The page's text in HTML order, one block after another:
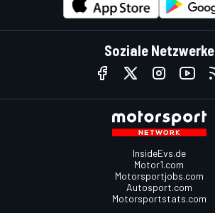
Soziale Netzwerke
InsideEvs.de
Motor1.com
Motorsportjobs.com
Autosport.com
Motorsportstats.com